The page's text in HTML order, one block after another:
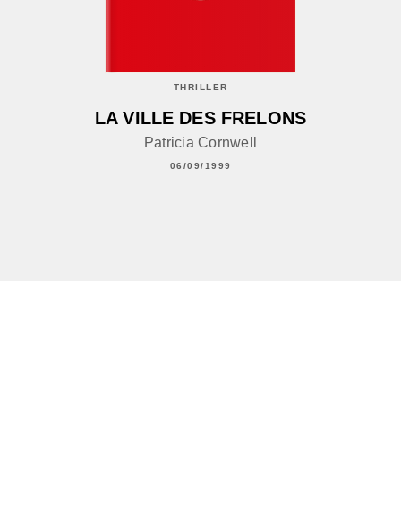
THRILLER
LA VILLE DES FRELONS
Patricia Cornwell
06/09/1999